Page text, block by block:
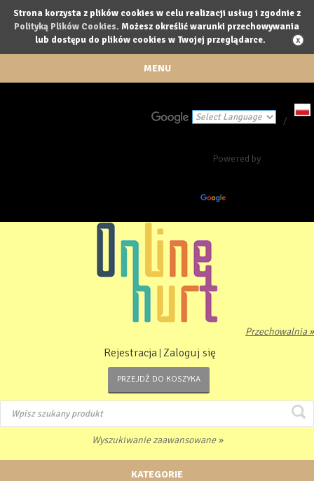
Strona korzysta z plików cookies w celu realizacji usług i zgodnie z
Polityką Plików Cookies. Możesz określić warunki przechowywania
lub dostępu do plików cookies w Twojej przeglądarce.
MENU
Powered by
/
Przechowalnia »
Rejestracja Zaloguj się
PRZEJDŹ DO KOSZYKA
Wyszukiwanie zaawansowane »
KATEGORIE